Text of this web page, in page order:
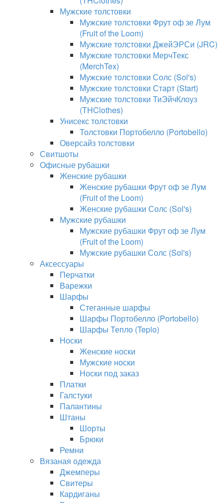
Мужские толстовки
Мужские толстовки Фрут оф зе Лум
(Fruit of the Loom)
Мужские толстовки ДжейЭРСи (JRC)
Мужские толстовки МерчТекс
(MerchTex)
Мужские толстовки Солс (Sol's)
Мужские толстовки Старт (Start)
Мужские толстовки ТиЭйчКлоуз
(THClothes)
Унисекс толстовки
Толстовки Портобелло (Portobello)
Оверсайз толстовки
Свитшоты
Офисные рубашки
Женские рубашки
Женские рубашки Фрут оф зе Лум
(Fruit of the Loom)
Женские рубашки Солс (Sol's)
Мужские рубашки
Мужские рубашки Фрут оф зе Лум
(Fruit of the Loom)
Мужские рубашки Солс (Sol's)
Аксессуары
Перчатки
Варежки
Шарфы
Стеганные шарфы
Шарфы Портобелло (Portobello)
Шарфы Тепло (Teplo)
Носки
Женские носки
Мужские носки
Носки под заказ
Платки
Галстуки
Палантины
Штаны
Шорты
Брюки
Ремни
Вязаная одежда
Джемперы
Свитеры
Кардиганы